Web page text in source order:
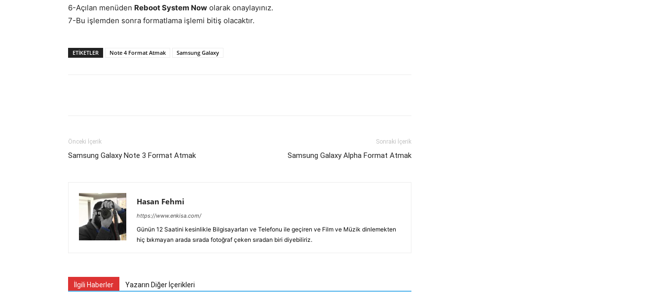
6-Açılan menüden Reboot System Now olarak onaylayınız.
7-Bu işlemden sonra formatlama işlemi bitiş olacaktır.
ETIKETLER Note 4 Format Atmak Samsung Galaxy
Önceki İçerik
Samsung Galaxy Note 3 Format Atmak
Sonraki İçerik
Samsung Galaxy Alpha Format Atmak
Hasan Fehmi
https://www.enkisa.com/
Günün 12 Saatini kesinlikle Bilgisayarları ve Telefonu ile geçiren ve Film ve Müzik dinlemekten
hiç bıkmayan arada sırada fotoğraf çeken sıradan biri diyebiliriz.
İlgili Haberler Yazarın Diğer İçerikleri